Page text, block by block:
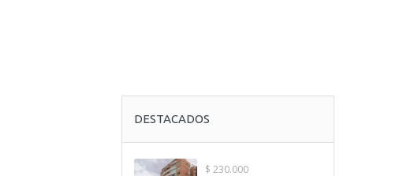
DESTACADOS
$ 230.000